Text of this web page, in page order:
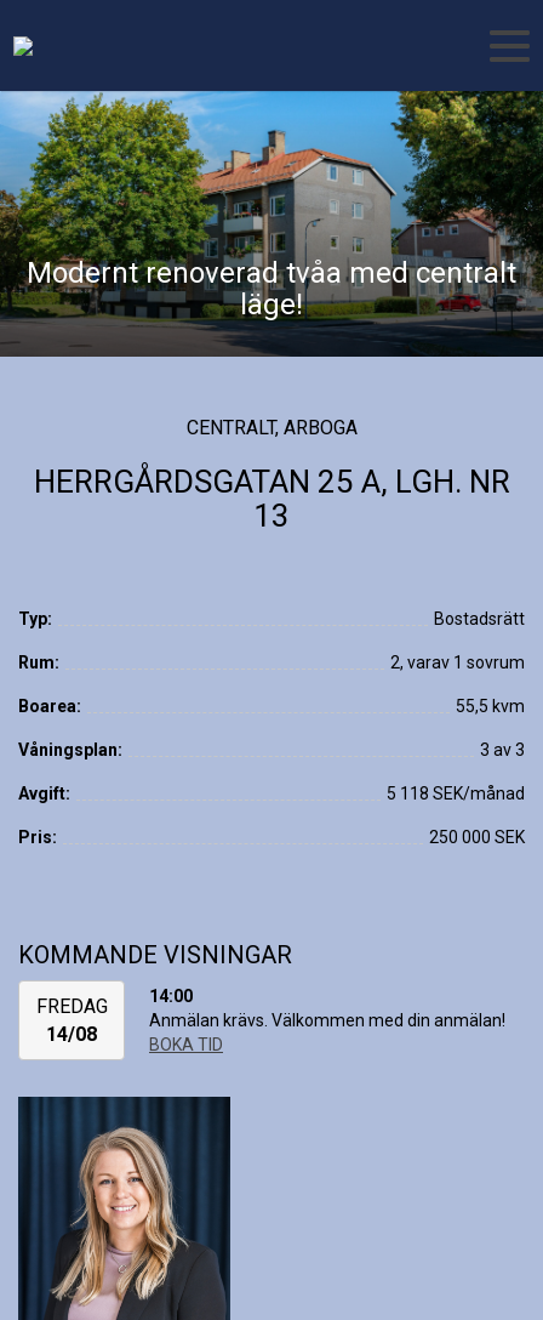
Modernt renoverad tvåa med centralt
läge!
CENTRALT, ARBOGA
HERRGÅRDSGATAN 25 A, LGH. NR
13
Typ: Bostadsrätt
Rum: 2, varav 1 sovrum
Boarea: 55,5 kvm
Våningsplan: 3 av 3
Avgift: 5 118 SEK/månad
Pris: 250 000 SEK
KOMMANDE VISNINGAR
FREDAG
14/08
14:00
Anmälan krävs. Välkommen med din anmälan!
BOKA TID